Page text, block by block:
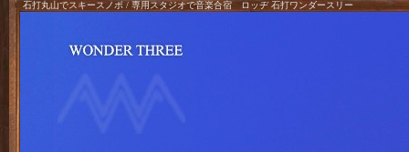
石打丸山でスキースノボ / 専用スタジオで音楽合宿 ロッヂ 石打ワンダースリー